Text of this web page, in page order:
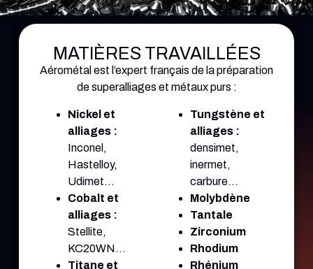
MATIÈRES TRAVAILLÉES
Aérométal est l’expert français de la préparation
de superalliages et métaux purs :
Nickel et
alliages :
Inconel,
Hastelloy,
Udimet…
Cobalt et
alliages :
Stellite,
KC20WN…
Titane et
Tungstène et
alliages :
densimet,
inermet,
carbure…
Molybdène
Tantale
Zirconium
Rhodium
Rhénium